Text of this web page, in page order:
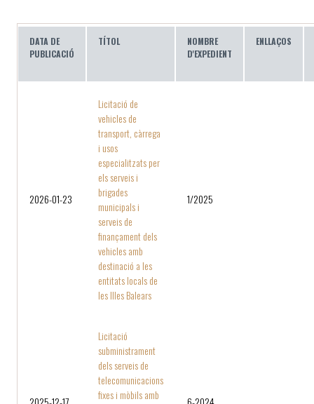
DATA DE
PUBLICACIÓ
TÍTOL
NOMBRE
D'EXPEDIENT
ENLLAÇOS
2026-01-23
Licitació de
vehicles de
transport, càrrega
i usos
especialitzats per
els serveis i
brigades
municipals i
serveis de
finançament dels
vehicles amb
destinació a les
entitats locals de
les Illes Balears
1/2025
Licitació
subministrament
dels serveis de
telecomunicacions
fixes i mòbils amb